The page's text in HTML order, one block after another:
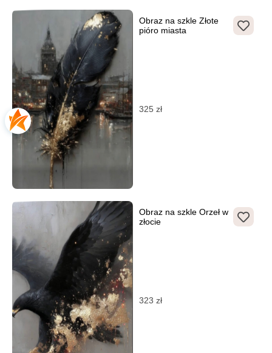
Obraz na szkle Złote
pióro miasta
325 zł
Obraz na szkle Orzeł w
złocie
323 zł